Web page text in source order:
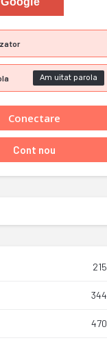
Am uitat parola
215
344
470